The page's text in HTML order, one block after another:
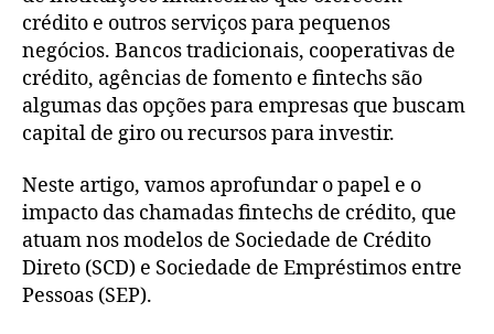
crédito e outros serviços para pequenos
negócios. Bancos tradicionais, cooperativas de
crédito, agências de fomento e fintechs são
algumas das opções para empresas que buscam
capital de giro ou recursos para investir.
Neste artigo, vamos aprofundar o papel e o
impacto das chamadas fintechs de crédito, que
atuam nos modelos de Sociedade de Crédito
Direto (SCD) e Sociedade de Empréstimos entre
Pessoas (SEP).